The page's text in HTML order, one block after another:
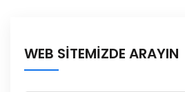
WEB SİTEMİZDE ARAYIN